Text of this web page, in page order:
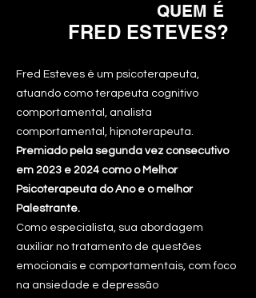
QUEM É
FRED ESTEVES?
Fred Esteves é um psicoterapeuta,
atuando como terapeuta cognitivo
comportamental, analista
comportamental, hipnoterapeuta.
Premiado pela segunda vez consecutivo
em 2023 e 2024 como o Melhor
Psicoterapeuta do Ano e o melhor
Palestrante.
Como especialista, sua abordagem
auxiliar no tratamento de questões
emocionais e comportamentais, com foco
na ansiedade e depressão